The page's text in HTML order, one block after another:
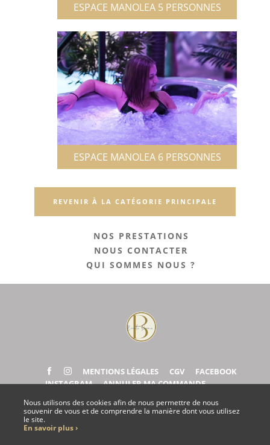
Nous utilisons des cookies afin de nous permettre de nous
souvenir de vous et de comprendre la manière dont vous utilisez
le site.
En savoir plus ›
ESPACE MANOLEA 5 PERSONNES
ESPACE MANOLEA 6 PERSONNES
REVENIR À LA CATÉGORIE PRINCIPALE
NOS PRESTATIONS
NOUS CONTACTER
QUI SOMMES NOUS ?
MENTIONS LÉGALES CGV
FACEBOOK
INSTAGRAM
ANNULER MA COMMANDE